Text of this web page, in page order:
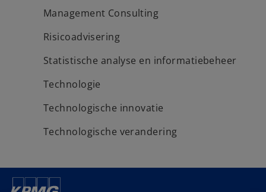
Management Consulting
Risicoadvisering
Statistische analyse en informatiebeheer
Technologie
Technologische innovatie
Technologische verandering